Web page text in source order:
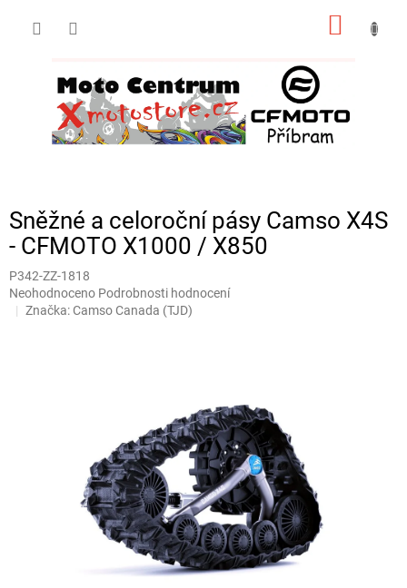
Sněžné a celoroční pásy Camso X4S
- CFMOTO X1000 / X850
P342-ZZ-1818
Průměrné
hodnocení
Neohodnoceno Podrobnosti hodnocení
Značka:Camso Canada (TJD)